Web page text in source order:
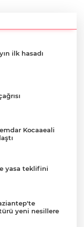
ilk hasadı
Kocaaeali
yasa teklifini
yeni nesillere